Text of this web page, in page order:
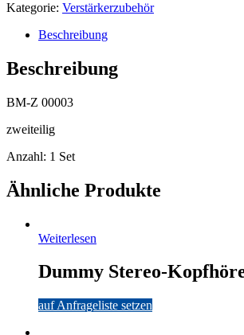
Kategorie: Verstärkerzubehör
Beschreibung
Beschreibung
BM-Z 00003
zweiteilig
Anzahl: 1 Set
Ähnliche Produkte
Weiterlesen
Dummy Stereo-
auf Anfrageliste setzen